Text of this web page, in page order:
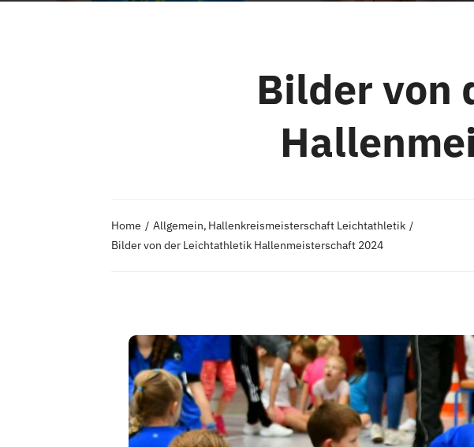
Bilder von
Home Allgemein Hallenkreismeisterschaft Leichtathletik
Bilder von der Leichtathletik Hallenmeisterschaft 2024